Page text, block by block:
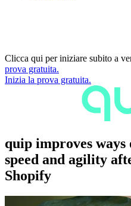
Clicca qui per iniziare subito a
prova gratuita.
Inizia la prova gratuita.
quip improves
speed and agility
Shopify